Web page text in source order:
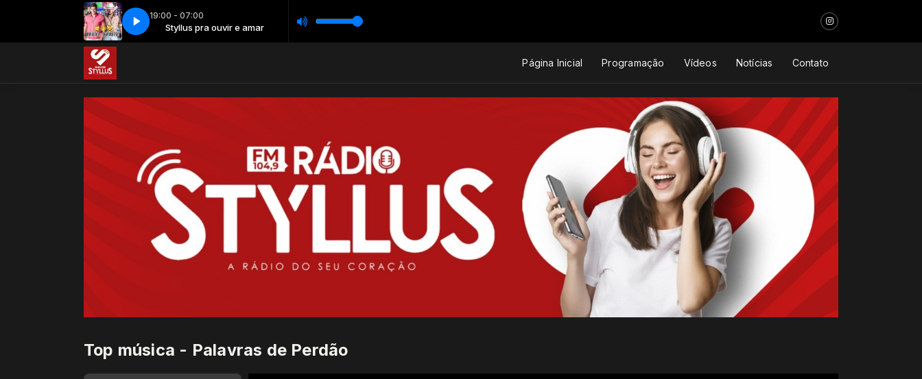
19:00 - 07:00
Styllus pra ouvir e amar Styllus pra ouvir e amar
Bruno & Barretto - Garimpeiro Bruno & Barretto - Garimpeiro
Página Inicial Programação Vídeos Notícias Contato
Top música - Palavras de Perdão